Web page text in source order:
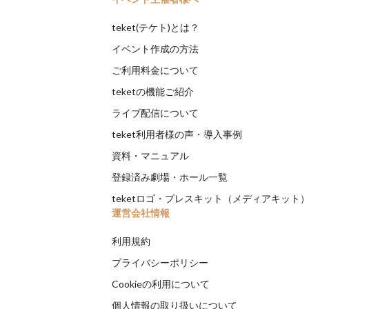
teket(テケト)とは？
イベント作成の方法
ご利用料金について
teketの機能ご紹介
ライブ配信について
teket利用者様の声・導入事例
資料・マニュアル
登録済み劇場・ホール一覧
teketロゴ・プレスキット（メディアキット）
運営会社情報
利用規約
プライバシーポリシー
Cookieの利用について
個人情報の取り扱いについて